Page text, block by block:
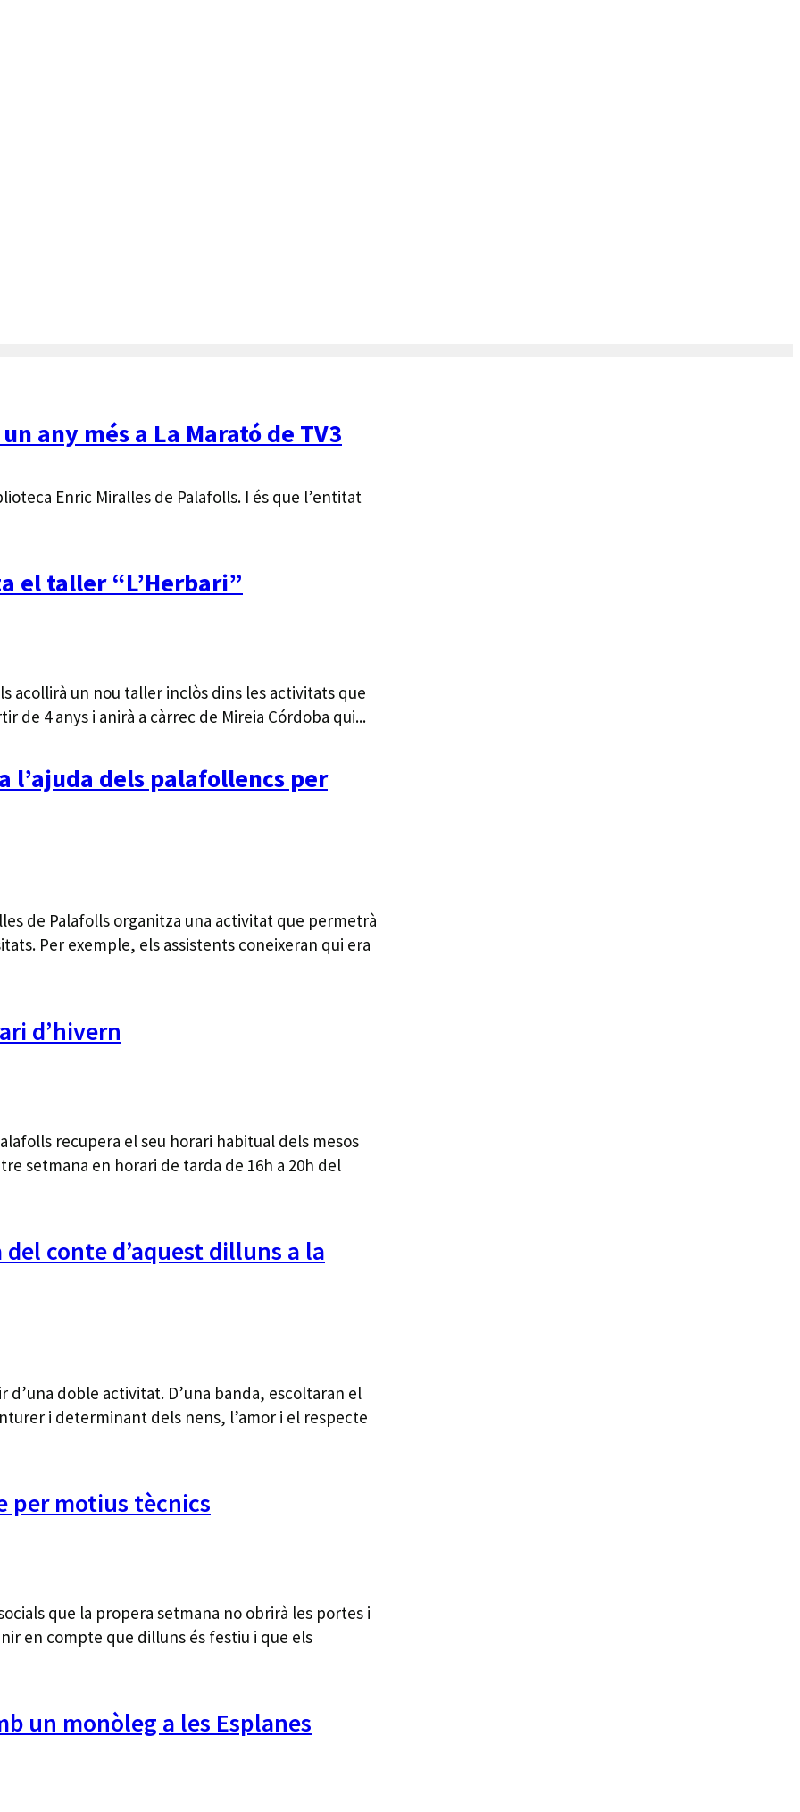
any més a La Marató de TV3
Enric Miralles de Palafolls. I és que l’entitat
el taller “L’Herbari”
acollirà un nou taller inclòs dins les activitats que
de 4 anys i anirà a càrrec de Mireia Córdoba qui...
l’ajuda dels palafollencs per
de Palafolls organitza una activitat que permetrà
Per exemple, els assistents coneixeran qui era
d’hivern
recupera el seu horari habitual dels mesos
setmana en horari de tarda de 16h a 20h del
del conte d’aquest dilluns a la
d’una doble activitat. D’una banda, escoltaran el
i determinant dels nens, l’amor i el respecte
per motius tècnics
que la propera setmana no obrirà les portes i
en compte que dilluns és festiu i que els
un monòleg a les Esplanes